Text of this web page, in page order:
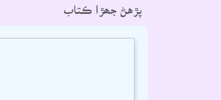
پڙهڻ جھڙا ڪتاب